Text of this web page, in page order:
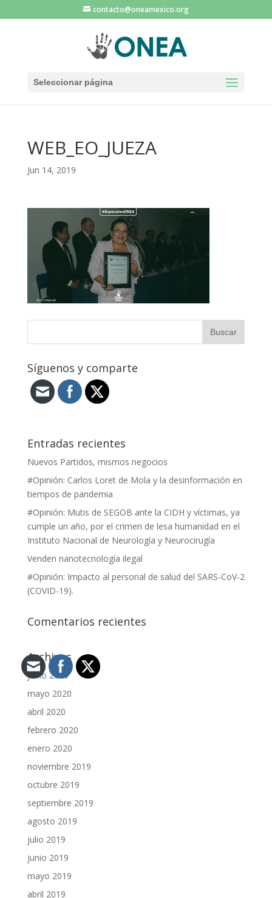
contacto@oneamexico.org
Seleccionar página
WEB_EO_JUEZA
Jun 14, 2019
Síguenos y comparte
Entradas recientes
Nuevos Partidos, mismos negocios
#Opinión: Carlos Loret de Mola y la desinformación en
tiempos de pandemia
#Opinión: Mutis de SEGOB ante la CIDH y víctimas, ya
cumple un año, por el crimen de lesa humanidad en el
Instituto Nacional de Neurología y Neurocirugía
Venden nanotecnología ilegal
#Opinión: Impacto al personal de salud del SARS-CoV-2
(COVID-19).
Comentarios recientes
Archivos
junio 2020
mayo 2020
abril 2020
febrero 2020
enero 2020
noviembre 2019
octubre 2019
septiembre 2019
agosto 2019
julio 2019
junio 2019
mayo 2019
abril 2019